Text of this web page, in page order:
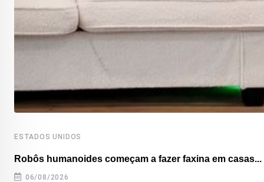
ESTADOS UNIDOS
Robôs humanoides começam a fazer faxina em casas...
06/08/2026